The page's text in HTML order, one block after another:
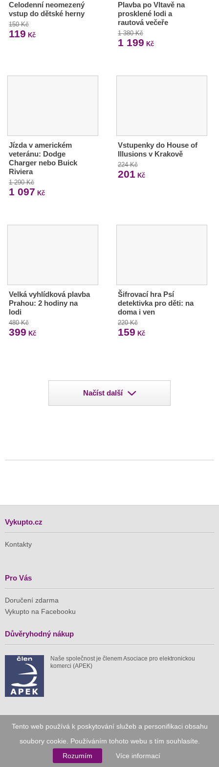
Tento web používá k poskytování služeb a personifikaci obsahu
soubory cookie. Používáním tohoto webu s tím souhlasíte.
Rozumím
Více informací
Celodenní neomezený
vstup do dětské herny
150 Kč
119 Kč
Plavba po Vltavě na
prosklené lodi a
rautová večeře
1 380 Kč
1 199 Kč
Jízda v americkém
veteránu: Dodge
Charger nebo Buick
Riviera
1 290 Kč
1 097 Kč
Vstupenky do House of
Illusions v Krakově
224 Kč
201 Kč
Velká vyhlídková plavba
Prahou: 2 hodiny na
lodi
480 Kč
399 Kč
Šifrovací hra Psí
detektivka pro děti: na
doma i ven
220 Kč
159 Kč
Načíst další
Vykupto.cz
Kontakty
Pro Vás
Doručení zdarma
Vykupto na Facebooku
Důvěryhodný nákup
Naše společnost je členem Asociace pro elektronickou
komerci (APEK)
59 tis. 1 511 mil.
ušetřeno nákupy